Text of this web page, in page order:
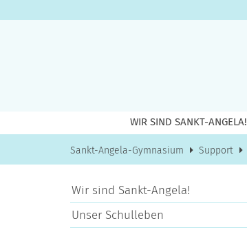
WIR SIND SANKT-ANGELA!
Sankt-Angela-Gymnasium Support
Wir sind Sankt-Angela!
Unser Schulleben